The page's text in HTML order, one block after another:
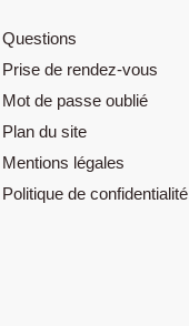
Questions
Prise de rendez-vous
Mot de passe oublié
Plan du site
Mentions légales
Politique de confidentialité